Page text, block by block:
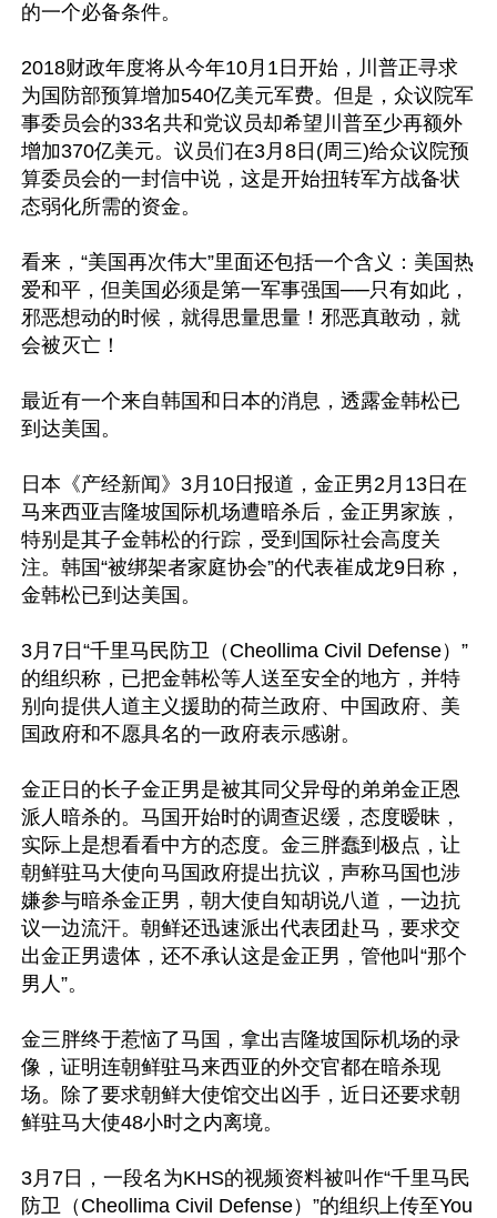
的一个必备条件。
2018财政年度将从今年10月1日开始，川普正寻求
为国防部预算增加540亿美元军费。但是，众议院军
事委员会的33名共和党议员却希望川普至少再额外
增加370亿美元。议员们在3月8日(周三)给众议院预
算委员会的一封信中说，这是开始扭转军方战备状
态弱化所需的资金。
看来，“美国再次伟大”里面还包括一个含义：美国热
爱和平，但美国必须是第一军事强国──只有如此，
邪恶想动的时候，就得思量思量！邪恶真敢动，就
会被灭亡！
最近有一个来自韩国和日本的消息，透露金韩松已
到达美国。
日本《产经新闻》3月10日报道，金正男2月13日在
马来西亚吉隆坡国际机场遭暗杀后，金正男家族，
特别是其子金韩松的行踪，受到国际社会高度关
注。韩国“被绑架者家庭协会”的代表崔成龙9日称，
金韩松已到达美国。
3月7日“千里马民防卫（Cheollima Civil Defense）”
的组织称，已把金韩松等人送至安全的地方，并特
别向提供人道主义援助的荷兰政府、中国政府、美
国政府和不愿具名的一政府表示感谢。
金正日的长子金正男是被其同父异母的弟弟金正恩
派人暗杀的。马国开始时的调查迟缓，态度暧昧，
实际上是想看看中方的态度。金三胖蠢到极点，让
朝鲜驻马大使向马国政府提出抗议，声称马国也涉
嫌参与暗杀金正男，朝大使自知胡说八道，一边抗
议一边流汗。朝鲜还迅速派出代表团赴马，要求交
出金正男遗体，还不承认这是金正男，管他叫“那个
男人”。
金三胖终于惹恼了马国，拿出吉隆坡国际机场的录
像，证明连朝鲜驻马来西亚的外交官都在暗杀现
场。除了要求朝鲜大使馆交出凶手，近日还要求朝
鲜驻马大使48小时之内离境。
3月7日，一段名为KHS的视频资料被叫作“千里马民
防卫（Cheollima Civil Defense）”的组织上传至You